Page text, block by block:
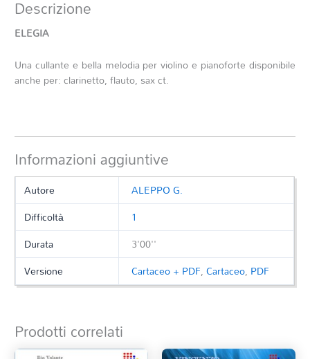
Descrizione
ELEGIA
Una cullante e bella melodia per violino e pianoforte disponibile
anche per: clarinetto, flauto, sax ct.
Informazioni aggiuntive
Autore
ALEPPO G.
Difficoltà
1
Durata
3'00''
Versione
Cartaceo + PDF,Cartaceo, PDF
Prodotti correlati